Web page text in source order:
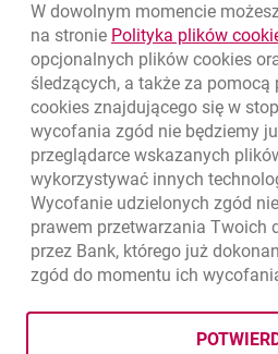
Ochrona danychotwiera się w nowej
Ustawienia
Mapa
W dowolnym momencie
na stronie Polityka plików
opcjonalnych plików cookies
śledzących, a także za pomocą
cookies znajdującego się w
wycofania zgód nie będziemy
przeglądarce wskazanych
wykorzystywać innych
Wycofanie udzielonych zgód
prawem przetwarzania Twoich
przez Bank, którego już
zgód do momentu ich